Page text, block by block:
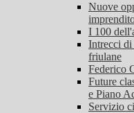
Nuove
I 100
Intrecci di
friulane
Federico
Future
e Piano
Servizio